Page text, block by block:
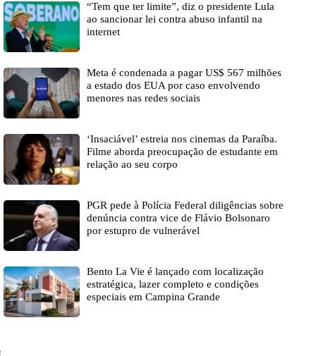
“Tem que ter limite”, diz o presidente Lula
ao sancionar lei contra abuso infantil na
internet
Meta é condenada a pagar US$ 567 milhões
a estado dos EUA por caso envolvendo
menores nas redes sociais
‘Insaciável’ estreia nos cinemas da Paraíba.
Filme aborda preocupação de estudante em
relação ao seu corpo
PGR pede à Polícia Federal diligências sobre
denúncia contra vice de Flávio Bolsonaro
por estupro de vulnerável
Bento La Vie é lançado com localização
estratégica, lazer completo e condições
especiais em Campina Grande